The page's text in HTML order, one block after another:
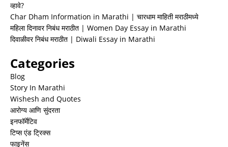
व्हावे?
Char Dham Information in Marathi | चारधाम माहिती मराठीमध्ये
महिला दिनावर निबंध मराठीत | Women Day Essay in Marathi
दिवाळीवर निबंध मराठीत | Diwali Essay in Marathi
Categories
Blog
Story In Marathi
Wishesh and Quotes
आरोग्य आणि सुंदरता
इनफॉर्मेटिव
टिप्स एंड ट्रिक्स
फाइनेंस